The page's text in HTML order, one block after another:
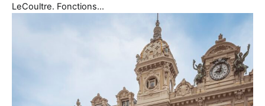
LeCoultre. Fonctions…